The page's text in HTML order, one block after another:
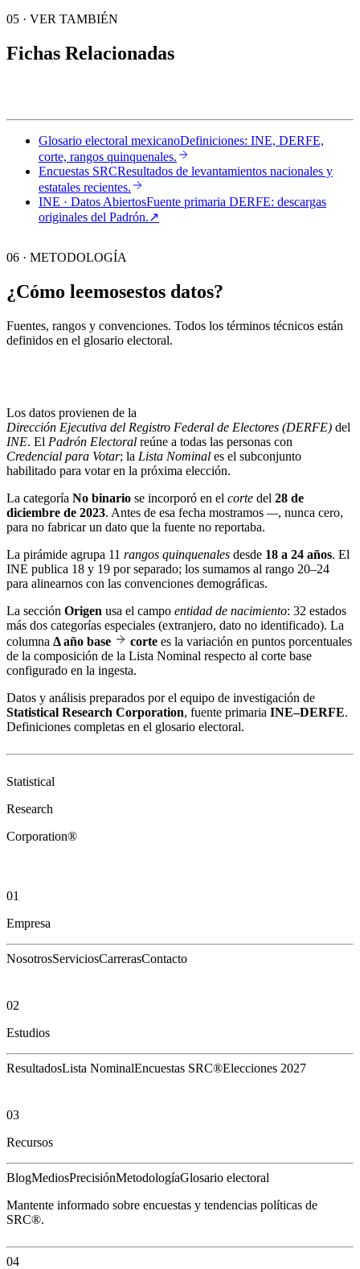
05 · VER TAMBIÉN
Fichas Relacionadas
Glosario electoral mexicanoDefiniciones: INE, DERFE,
corte, rangos quinquenales.
Encuestas SRCResultados de levantamientos nacionales y
estatales recientes.
INE · Datos AbiertosFuente primaria DERFE: descargas
originales del Padrón.↗︎
06 · METODOLOGÍA
¿Cómo leemosestos datos?
Fuentes, rangos y convenciones. Todos los términos técnicos están
definidos en el glosario electoral.
Los datos provienen de la
Dirección Ejecutiva del Registro Federal de Electores (DERFE) del
INE. El Padrón Electoral reúne a todas las personas con
Credencial para Votar; la Lista Nominal es el subconjunto
habilitado para votar en la próxima elección.
La categoría No binario se incorporó en el corte del 28 de
diciembre de 2023. Antes de esa fecha mostramos —, nunca cero,
para no fabricar un dato que la fuente no reportaba.
La pirámide agrupa 11 rangos quinquenales desde 18 a 24 años. El
INE publica 18 y 19 por separado; los sumamos al rango 20–24
para alinearnos con las convenciones demográficas.
La sección Origen usa el campo entidad de nacimiento: 32 estados
más dos categorías especiales (extranjero, dato no identificado). La
columna Δ año base corte es la variación en puntos porcentuales
de la composición de la Lista Nominal respecto al corte base
configurado en la ingesta.
Datos y análisis preparados por el equipo de investigación de
Statistical Research Corporation, fuente primaria INE–DERFE.
Definiciones completas en el glosario electoral.
Statistical
Research
Corporation®
01
Empresa
NosotrosServiciosCarrerasContacto
02
Estudios
ResultadosLista NominalEncuestas SRC®Elecciones 2027
03
Recursos
BlogMediosPrecisiónMetodologíaGlosario electoral
Mantente informado sobre encuestas y tendencias políticas de
SRC®.
04